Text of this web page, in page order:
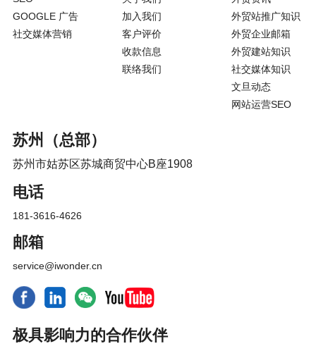
GOOGLE 广告
社交媒体营销
加入我们
客户评价
收款信息
联络我们
外贸站推广知识
外贸企业邮箱
外贸建站知识
社交媒体知识
文旦动态
网站运营SEO
苏州（总部）
苏州市姑苏区苏城商贸中心B座1908
电话
181-3616-4626
邮箱
service@iwonder.cn
极具影响力的合作伙伴